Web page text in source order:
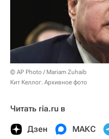
© AP Photo / Mariam Zuhaib
Кит Келлог. Архивное фото
Читать ria.ru в
Дзен МАКС